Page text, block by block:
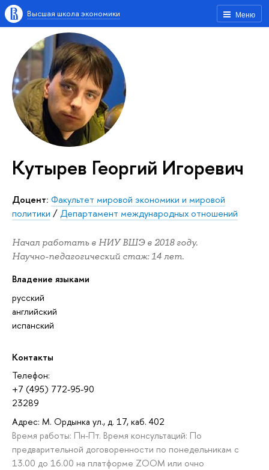
Меню
Высшая школа экономики
Кутырев Георгий Игоревич
Доцент: Факультет мировой экономики и мировой
политики /Департамент международных отношений
Начал работать в НИУ ВШЭ в 2018 году.
Научно-педагогический стаж: 14 лет.
Владение языками
русский
английский
испанский
Контакты
Телефон:
+7 (495) 772-95-90
23289
Адрес: М. Ордынка ул., д. 17, каб. 402
Время работы: Пн-Пт. Время консультаций: По
предварительной договоренности по понедельникам с
13.00 до 16.00 на платформе ZOOM или очно